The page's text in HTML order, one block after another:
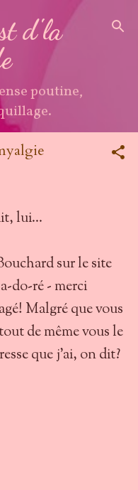
principal
d'la
poutine,
lui...
sur le site
do-ré - merci
Malgré que vous
de même vous le
que j'ai, on dit?